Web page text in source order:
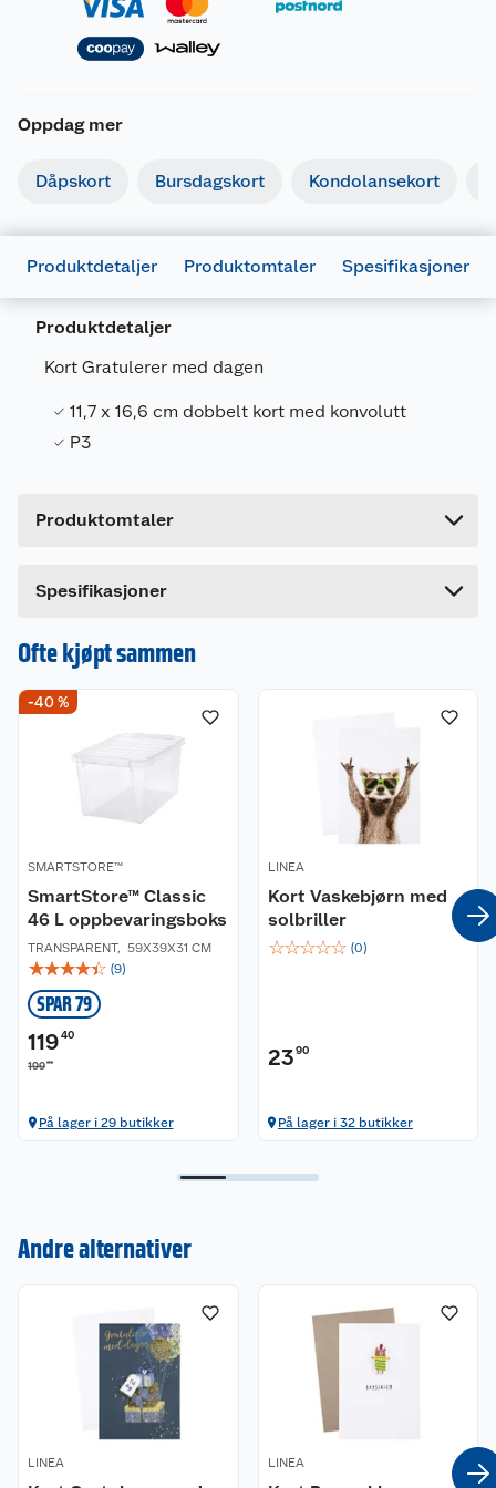
Oppdag mer
Dåpskort Bursdagskort Kondolansekort
Produktdetaljer Produktomtaler Spesifikasjoner
Produktdetaljer
Kort Gratulerer med dagen
11,7 x 16,6 cm dobbelt kort med konvolutt
P3
Produktomtaler
Dette produktet har ikke fått noen omtale ennå.
en omtale.
Spesifikasjoner
Forpakningsmål
Ofte kjøpt sammen
-40 %
SMARTSTORE™
SmartStore™ Classic
46 L oppbevaringsboks
TRANSPARENT, 59X39X31 CM
☆☆☆☆☆ (9)
SPAR 79
11940
19900
På lager i 29 butikker
LINEA
Kort Vaskebjørn med
solbriller
☆☆☆☆☆ (0)
23 90
På lager i 32 butikker
Andre alternativer
LINEA LINEA
Nyheter
Våre butikker
Våre merkevarer
Coop kjeder
Angre- og returrett
Reklamasjon og garanti
Ofte stilte spørsmål
Betalingsalternativer